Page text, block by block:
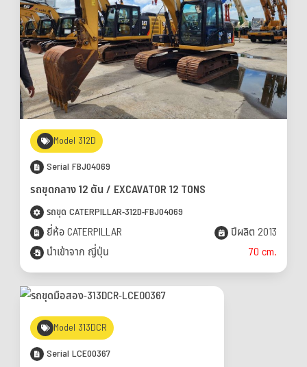
Model 312D
Serial FBJ04069
รถขุดกลาง 12 ตัน / EXCAVATOR 12 TONS
รถขุด CATERPILLAR-312D-FBJ04069
ยี่ห้อ CATERPILLAR
ปีผลิต 2013
นำเข้าจาก ญี่ปุ่น
70 cm.
Model 313DCR
Serial LCE00367